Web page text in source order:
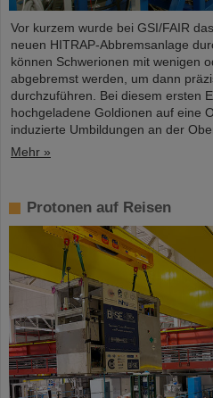
Vor kurzem wurde bei GSI/FAIR
neuen HITRAP-Abbremsanlage
können Schwerionen mit wenigen
abgebremst werden, um dann
durchzuführen. Bei diesem ersten
hochgeladene Goldionen auf eine
induzierte Umbildungen an der
Mehr »
Protonen auf Reisen